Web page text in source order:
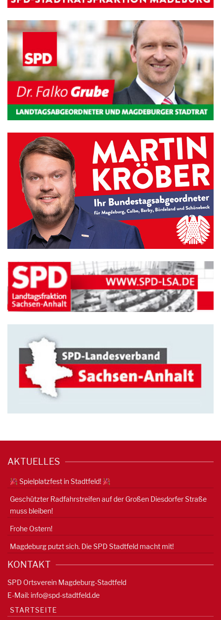
AKTUELLES
Spielplatzfest in Stadtfeld!
Geschützter Radfahrstreifen auf der Großen Diesdorfer Straße
muss bleiben!
Frohe Ostern!
Magdeburg putzt sich. Die SPD Stadtfeld macht mit!
KONTAKT
SPD Ortsverein Magdeburg-Stadtfeld
E-Mail: info@spd-stadtfeld.de
STARTSEITE